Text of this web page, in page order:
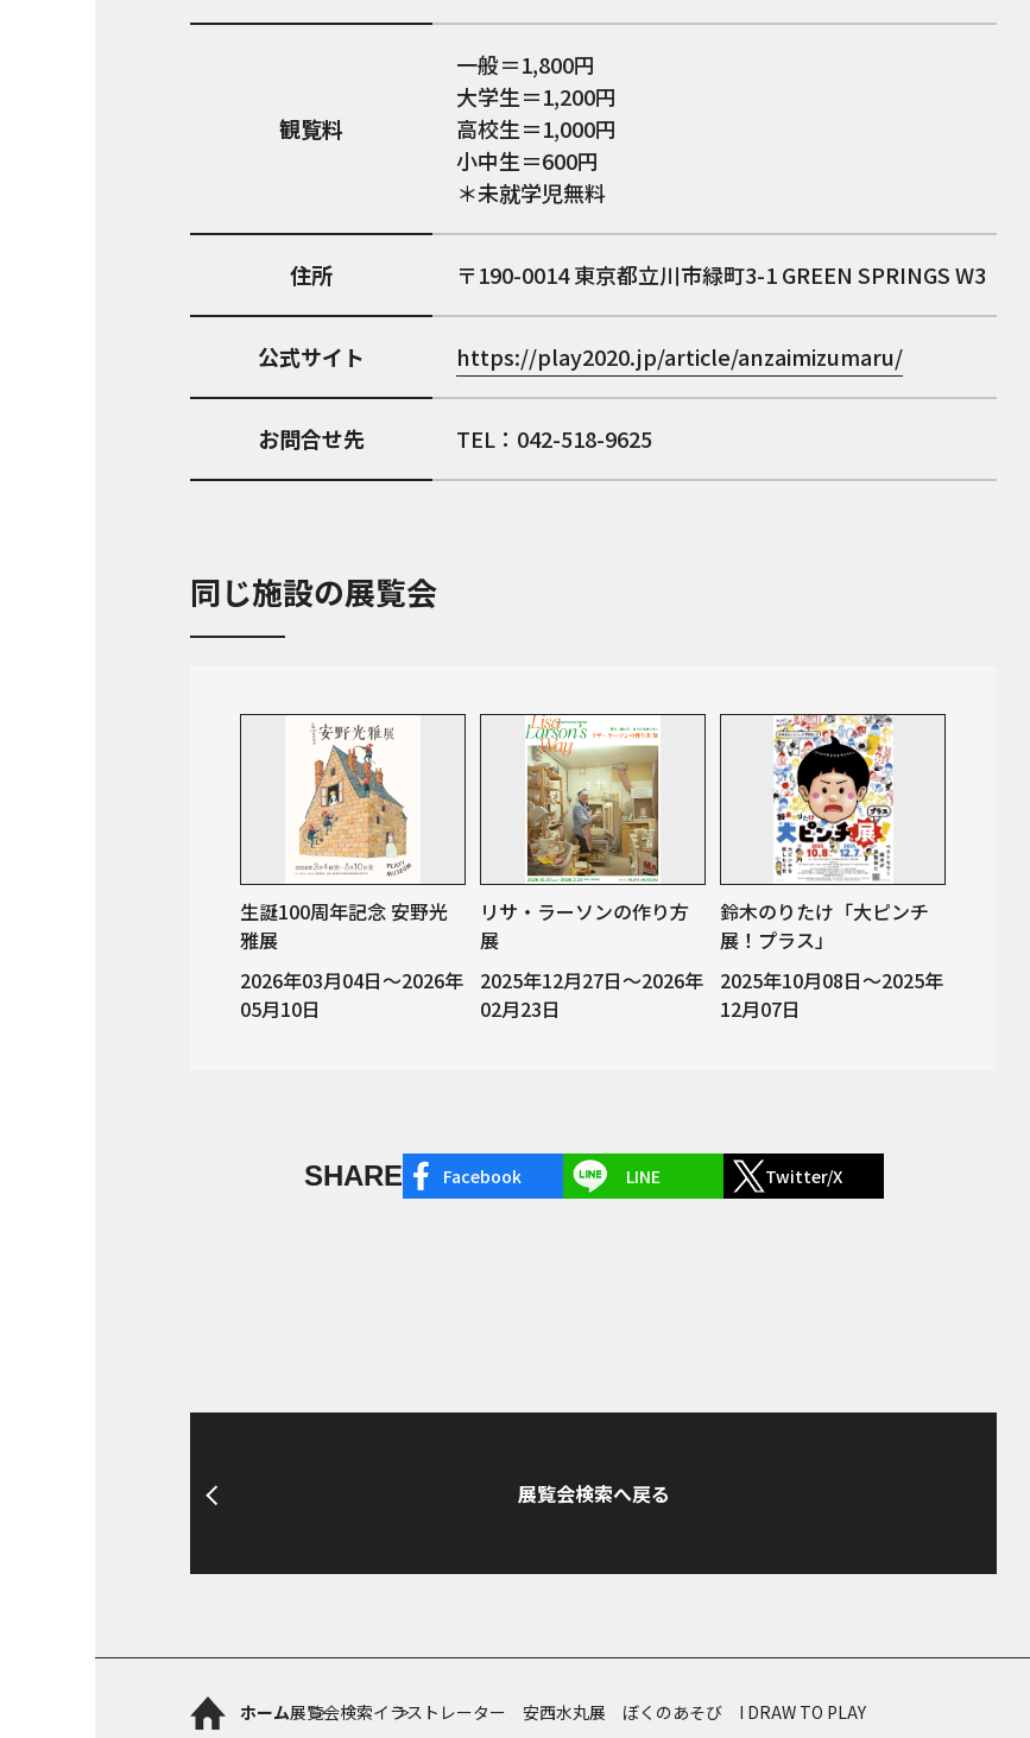
観覧料
一般＝1,800円
大学生＝1,200円
高校生＝1,000円
小中生＝600円
＊未就学児無料
住所 190-0014 東京都立川市緑町3-1 GREEN SPRINGS W3
公式サイト https://play2020.jp/article/anzaimizumaru/
お問合せ先 TEL：042-518-9625
同じ施設の展覧会
生誕100周年記念 安野光
雅展
2026年03月04日～2026年
05月10日
リサ・ラーソンの作り方
展
2025年12月27日～2026年
02月23日
鈴木のりたけ「大ピンチ
展！プラス」
2025年10月08日～2025年
12月07日
SHARE Facebook LINE Twitter/X
展覧会検索へ戻る
ホーム展覧会検索イラストレーター 安西水丸展 ぼくのあそび I DRAW TO PLAY